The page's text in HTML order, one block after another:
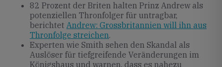
82 Prozent der Briten halten Prinz Andrew als
potenziellen Thronfolger für untragbar,
berichtet Andrew: Grossbritannien will ihn aus
Thronfolge streichen.
Experten wie Smith sehen den Skandal als
Auslöser für tiefgreifende Veränderungen im
Königshaus und warnen, dass es nahezu